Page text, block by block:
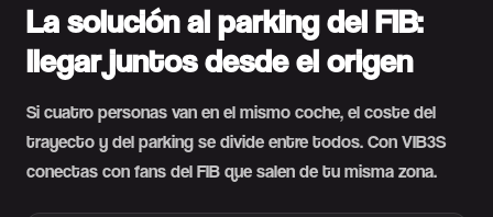
La solución al parking del FIB:
llegar juntos desde el origen
Si cuatro personas van en el mismo coche, el coste del
trayecto y del parking se divide entre todos. Con VIB3S
conectas con fans del FIB que salen de tu misma zona.